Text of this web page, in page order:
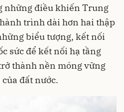
những điều khiến Trung
trình dài hơn hai thập
biểu tượng, kết nối
sức để kết nối hạ tầng
thành nền móng vững
đất nước.